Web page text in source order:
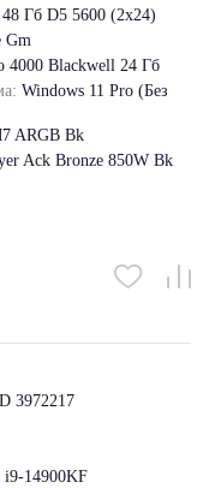
48 Гб D5 5600 (2х24)
Gm
4000 Blackwell 24 Гб
Windows 11 Pro (Без
ARGB Bk
Ack Bronze 850W Bk
3972217
i9-14900KF